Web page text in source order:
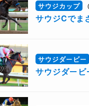
サウジカップ
サウジCでま
サウジダービー
サウジダー